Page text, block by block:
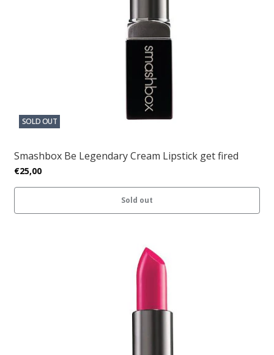
SOLD OUT
Smashbox Be Legendary Cream Lipstick get fired
€25,00
Sold out